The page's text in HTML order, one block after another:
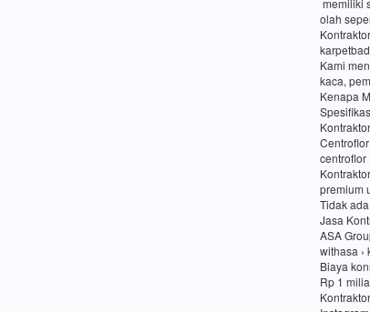
memiliki
olah
Kami
kaca,
Kenapa
centroflor
premium
Tidak
Jasa
ASA
withasa ›
Biaya
Rp 1